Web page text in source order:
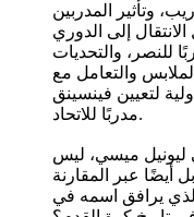
وتأثير المدربين
إلى الدوري
للنصر، والتحديات
والتعامل مع
لتعيين فينسينق
مدربًا للاتحاد.
ليونيل ميسي، ليس
عبر المقارنة
الذي يرافق اسمه في